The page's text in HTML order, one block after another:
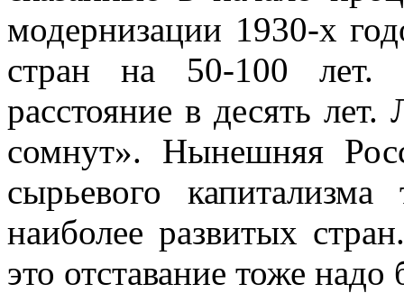
модернизации 1930-х
стран на 50-100
расстояние в десять
сомнут». Нынешняя
сырьевого
наиболее развитых
это отставание тоже